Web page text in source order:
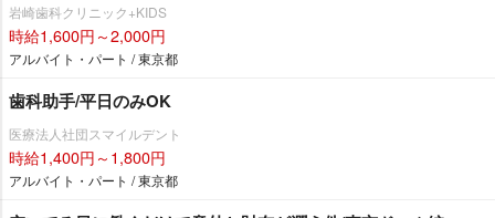
崎歯科クリニック+KIDS
時給1,600円～2,000円
アルバイト・パート / 東京都
歯科助手/平日のみOK
医療法人社団スマイルデント
時給1,400円～1,800円
アルバイト・パート / 東京都